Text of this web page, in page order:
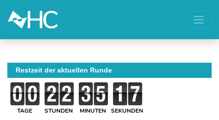
Restzeit der aktuellen Runde
TAGE STUNDEN MINUTEN SEKUNDEN